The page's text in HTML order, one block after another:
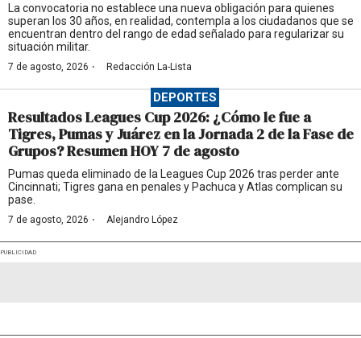
La convocatoria no establece una nueva obligación para quienes
superan los 30 años, en realidad, contempla a los ciudadanos que se
encuentran dentro del rango de edad señalado para regularizar su
situación militar.
7 de agosto, 2026 · Redacción La-Lista
DEPORTES
Resultados Leagues Cup 2026: ¿Cómo le fue a
Tigres, Pumas y Juárez en la Jornada 2 de la Fase de
Grupos? Resumen HOY 7 de agosto
Pumas queda eliminado de la Leagues Cup 2026 tras perder ante
Cincinnati; Tigres gana en penales y Pachuca y Atlas complican su
pase.
7 de agosto, 2026 · Alejandro López
PUBLICIDAD